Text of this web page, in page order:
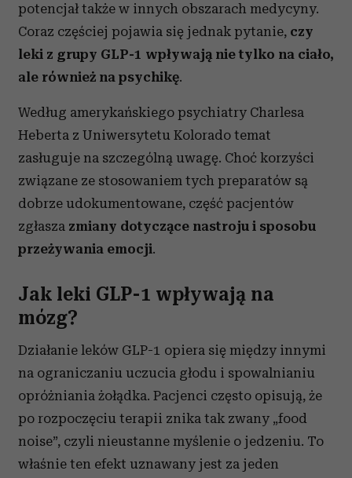
potencjał także w innych obszarach medycyny.
Coraz częściej pojawia się jednak pytanie, czy
leki z grupy GLP-1 wpływają nie tylko na ciało,
ale również na psychikę.
Według amerykańskiego psychiatry Charlesa
Heberta z Uniwersytetu Kolorado temat
zasługuje na szczególną uwagę. Choć korzyści
związane ze stosowaniem tych preparatów są
dobrze udokumentowane, część pacjentów
zgłasza zmiany dotyczące nastroju i sposobu
przeżywania emocji.
Jak leki GLP-1 wpływają na
mózg?
Działanie leków GLP-1 opiera się między innymi
na ograniczaniu uczucia głodu i spowalnianiu
opróżniania żołądka. Pacjenci często opisują, że
po rozpoczęciu terapii znika tak zwany „food
noise”, czyli nieustanne myślenie o jedzeniu. To
właśnie ten efekt uznawany jest za jeden